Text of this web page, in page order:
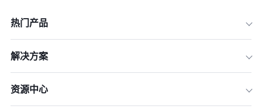
热门产品
解决方案
资源中心